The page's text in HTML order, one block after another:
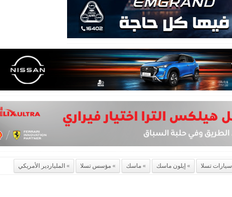
سيارات تسلا إيلون ماسك ماسك مؤسس تسلا الملياردير الأمريكي